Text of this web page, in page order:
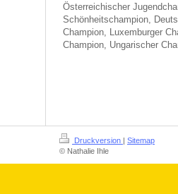
Österreichischer
Schönheitschampion,
Champion, Luxemburger
Champion, Ungarischer
Druckversion | Sitemap
© Nathalie Ihle